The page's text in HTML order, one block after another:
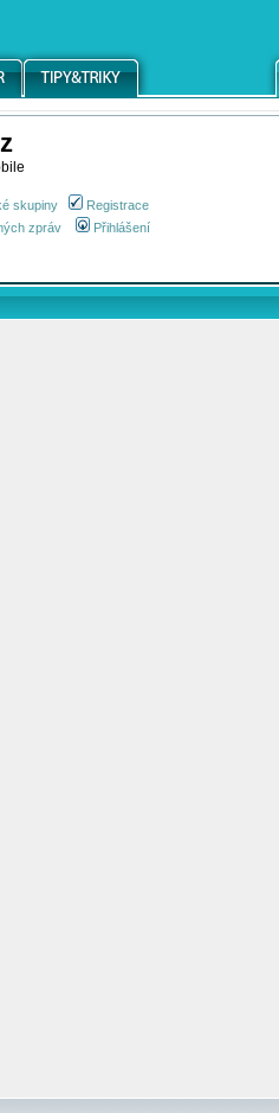
skupiny
Registrace
zpráv Přihlášení